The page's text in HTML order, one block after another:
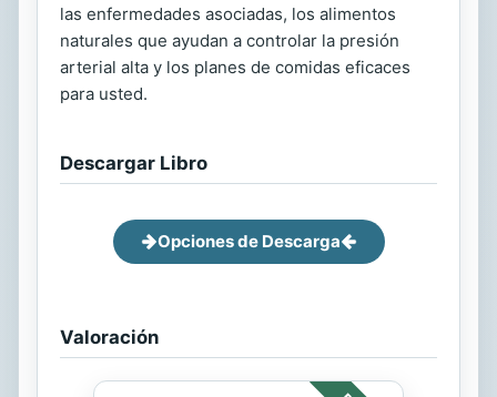
las enfermedades asociadas, los alimentos
naturales que ayudan a controlar la presión
arterial alta y los planes de comidas eficaces
para usted.
Descargar Libro
Opciones de Descarga
Valoración